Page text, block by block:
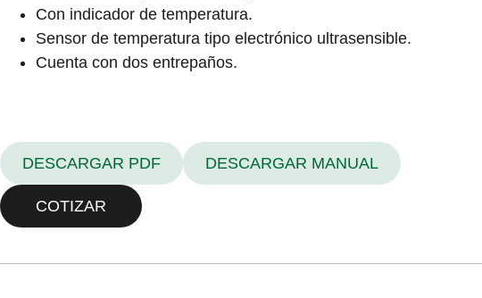
Con indicador de temperatura.
Sensor de temperatura tipo electrónico ultrasensible.
Cuenta con dos entrepaños.
DESCARGAR PDF DESCARGAR MANUAL
COTIZAR